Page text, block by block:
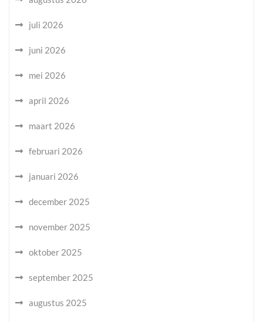
juli 2026
juni 2026
mei 2026
april 2026
maart 2026
februari 2026
januari 2026
december 2025
november 2025
oktober 2025
september 2025
augustus 2025